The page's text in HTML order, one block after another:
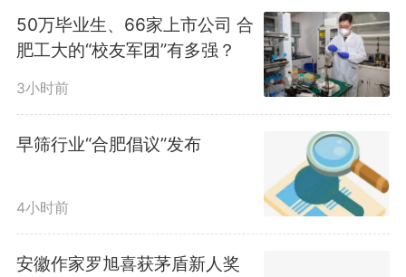
共同在浙江省杭州市签署《长三角
一体化联合开展林业碳汇提升行动
框架协议》。一年来，安徽以省级
林业碳票制度为抓手，加快推进生
态产品价值实现，此次跨省交易正
是这一部署落地的生动体现。
50万毕业生、66家上市公司 合
肥工大的“校友军团”有多强？
3小时前
早筛行业“合肥倡议”发布
4小时前
安徽作家罗旭喜获茅盾新人奖